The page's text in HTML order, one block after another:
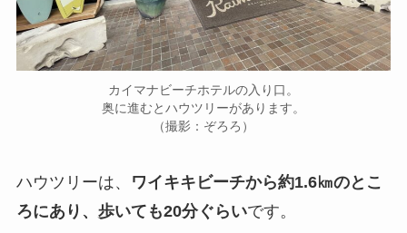
カイマナビーチホテルの入り口。
奥に進むとハウツリーがあります。
（撮影：ぞろろ）
ハウツリーは、
ワイキキビーチから約1.6㎞のとこ
ろにあり、歩いても20分ぐらいです。